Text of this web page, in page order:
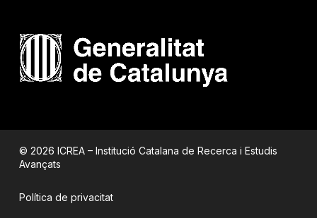
© 2026 ICREA – Institució Catalana de Recerca i Estudis
Avançats
Política de privacitat